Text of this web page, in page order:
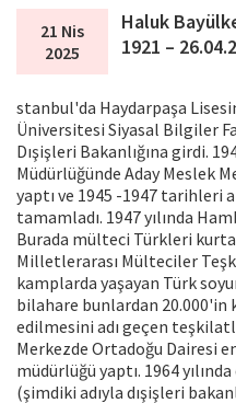
21 Nis
2025
Haluk
1921 –
stanbul'da Haydarpaşa
Üniversitesi Siyasal Bilgiler
Dışişleri Bakanlığına girdi.
Müdürlüğünde Aday Meslek
yaptı ve 1945 -1947 tarihleri
tamamladı. 1947 yılında
Burada mülteci Türkleri
Milletlerarası Mülteciler
kamplarda yaşayan Türk
bilahare bunlardan 20.000'in
edilmesini adı geçen
Merkezde Ortadoğu Dairesi
müdürlüğü yaptı. 1964
(şimdiki adıyla dışişleri